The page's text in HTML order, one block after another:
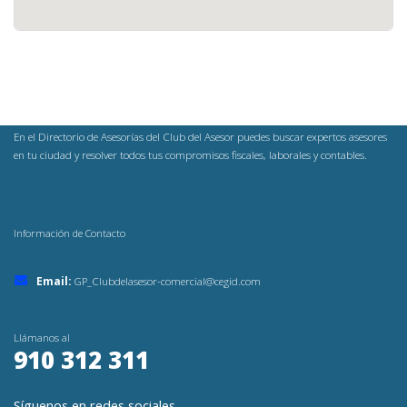
En el Directorio de Asesorías del Club del Asesor puedes buscar expertos asesores
en tu ciudad y resolver todos tus compromisos fiscales, laborales y contables.
Información de Contacto
Email: GP_Clubdelasesor-comercial@cegid.com
Llámanos al
910 312 311